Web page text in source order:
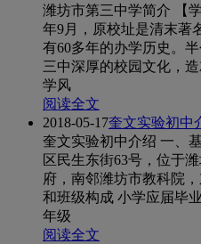
潍坊市第三中学简介 【
年9月，原校址是清末著
有60多年的办学历史。
三中深厚的校园文化，
学风
阅读全文
2018-05-17奎文实验初中
奎文实验初中介绍 一、
区民生东街63号，位于
府，南邻潍坊市教科院
和班级构成 小学应届毕
年级
阅读全文